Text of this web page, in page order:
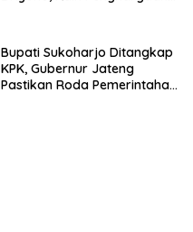
Bupati Sukoharjo Ditangkap
KPK, Gubernur Jateng
Pastikan Roda Pemerintahan